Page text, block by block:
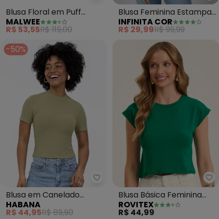
Blusa Floral em Puff
(Verde )
MALWEE
R$ 53,55R$ 119,00
Blusa Feminina Estampa
e Costa Maior (Verde)
INFINITA COR
R$ 29,99R$ 99,99
-50%
Habana - Blusa em Canelado
Blusa em Canelado
(Verde)
HABANA
R$ 44,95R$ 89,90
Blusa Básica Feminina
Viscotorcion (Verde)
ROVITEX
R$ 44,99